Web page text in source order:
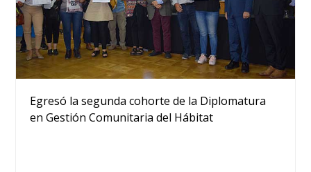
Egresó la segunda cohorte de la Diplomatura
en Gestión Comunitaria del Hábitat